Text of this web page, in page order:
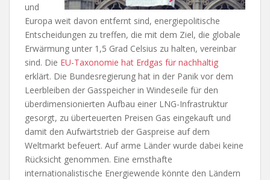
und
Europa weit davon entfernt sind, energiepolitische
Entscheidungen zu treffen, die mit dem Ziel, die globale
Erwärmung unter 1,5 Grad Celsius zu halten, vereinbar
sind. Die EU-Taxonomie hat Erdgas für nachhaltig
erklärt. Die Bundesregierung hat in der Panik vor dem
Leerbleiben der Gasspeicher in Windeseile für den
überdimensionierten Aufbau einer LNG-Infrastruktur
gesorgt, zu überteuerten Preisen Gas eingekauft und
damit den Aufwärtstrieb der Gaspreise auf dem
Weltmarkt befeuert. Auf arme Länder wurde dabei keine
Rücksicht genommen. Eine ernsthafte
internationalistische Energiewende könnte den Ländern